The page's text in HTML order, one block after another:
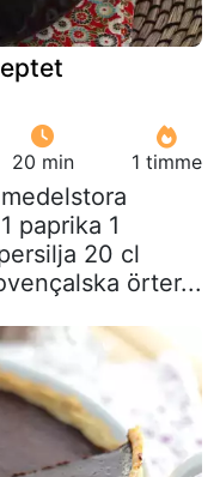
20 min 1 timme
paprika 1
20 cl
örter...